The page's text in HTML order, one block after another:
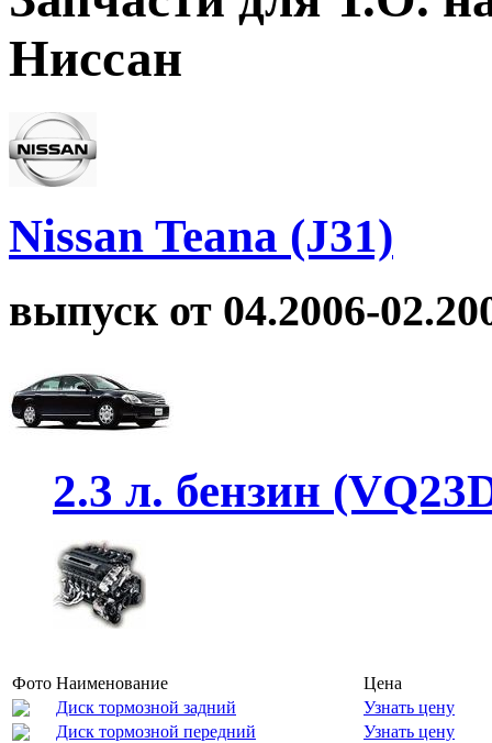
Ниссан
Nissan Teana (J31)
выпуск от 04.2006-
2.3 л. бензин
Фото Наименование
Цена
Диск тормозной задний
Узнать цену
Диск тормозной передний
Узнать цену